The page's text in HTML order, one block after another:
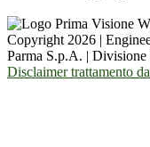
Copyright 2026 |
Parma S.p.A. |
Disclaimer trattamento